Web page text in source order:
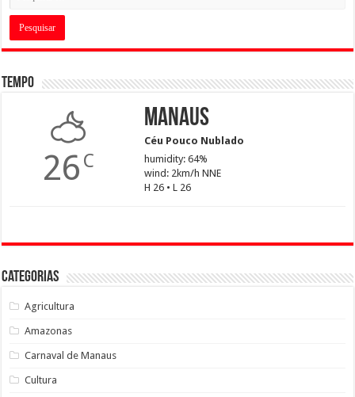
Tempo
26 C
Manaus
Céu Pouco Nublado
humidity: 64%
wind: 2km/h NNE
H 26 • L 26
Categorias
Agricultura
Amazonas
Carnaval de Manaus
Cultura